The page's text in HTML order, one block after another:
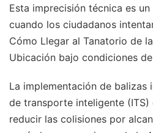
Esta imprecisión técnica es
cuando los ciudadanos
Cómo Llegar al Tanatorio de
Ubicación bajo condiciones
La implementación de balizas
de transporte inteligente (ITS)
reducir las colisiones por